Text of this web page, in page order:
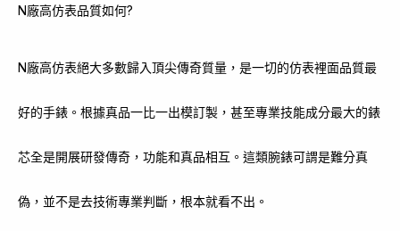
N廠高仿表品質如何?
N廠高仿表絕大多數歸入頂尖傳奇質量，是一切的仿表裡面品質最
好的手錶。根據真品一比一出模訂製，甚至專業技能成分最大的錶
芯全是開展研發傳奇，功能和真品相互。這類腕錶可謂是難分真
偽，並不是去技術專業判斷，根本就看不出。